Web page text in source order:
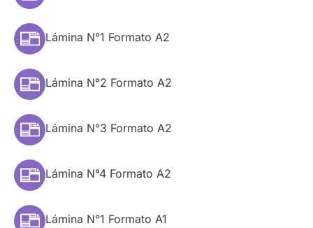
Lámina N°1 Formato A2
Lámina N°2 Formato A2
Lámina N°3 Formato A2
Lámina N°4 Formato A2
Lámina N°1 Formato A1